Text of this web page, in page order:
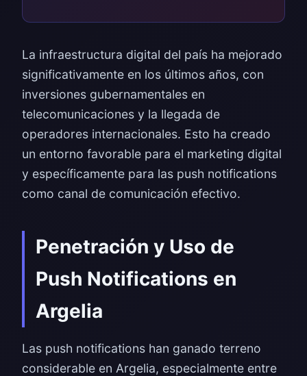
La infraestructura digital del país ha mejorado
significativamente en los últimos años, con
inversiones gubernamentales en
telecomunicaciones y la llegada de
operadores internacionales. Esto ha creado
un entorno favorable para el marketing digital
y específicamente para las push notifications
como canal de comunicación efectivo.
Penetración y Uso de
Push Notifications en
Argelia
Las push notifications han ganado terreno
considerable en Argelia, especialmente entre